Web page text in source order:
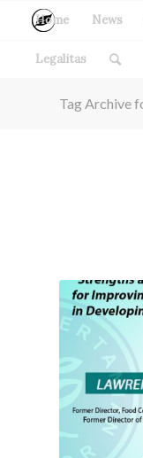
Home News
Legalitas
Tag Archive